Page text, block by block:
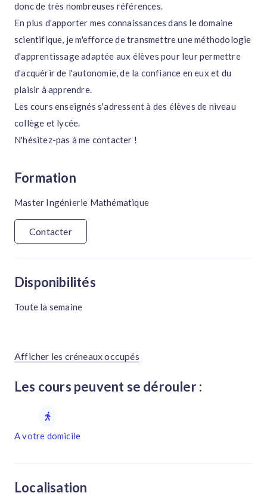
donc de très nombreuses références.
En plus d'apporter mes connaissances dans le domaine
scientifique, je m'efforce de transmettre une méthodologie
d'apprentissage adaptée aux élèves pour leur permettre
d'acquérir de l'autonomie, de la confiance en eux et du
plaisir à apprendre.
Les cours enseignés s'adressent à des élèves de niveau
collège et lycée.
N'hésitez-pas à me contacter !
Formation
Master Ingénierie Mathématique
Contacter
Disponibilités
Toute la semaine
Afficher les créneaux occupés
Les cours peuvent se dérouler :
A votre domicile
Localisation